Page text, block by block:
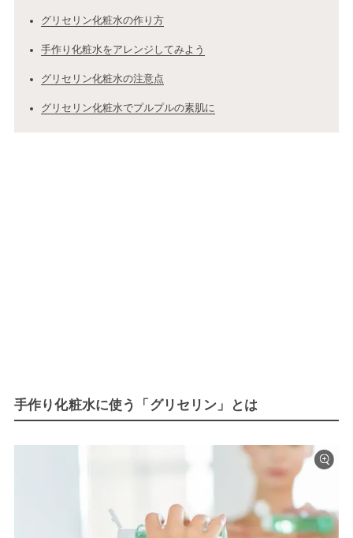
グリセリン化粧水の作り方
手作り化粧水をアレンジしてみよう
グリセリン化粧水の注意点
グリセリン化粧水でプルプルの素肌に
手作り化粧水に使う「グリセリン」とは